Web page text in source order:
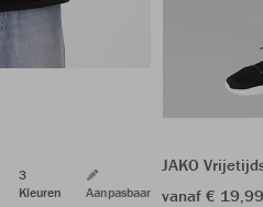
3
Kleuren
Aanpasbaar
JAKO
vanaf €